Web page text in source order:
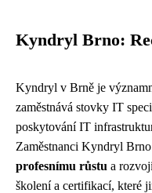
Kyndryl Brno:
Kyndryl v Brně je
zaměstnává stovky IT
poskytování IT
Zaměstnanci Kyndryl
profesnímu růstu a
školení a certifikací, které